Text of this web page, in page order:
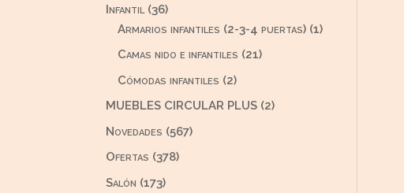
Infantil 3636
productos
Armarios infantiles (2-3-4 puertas) 11
Camas nido e infantiles 2121
Cómodas infantiles 22
productos
MUEBLES CIRCULAR PLUS 22
Novedades 567567
Ofertas 378378
Salón 173173